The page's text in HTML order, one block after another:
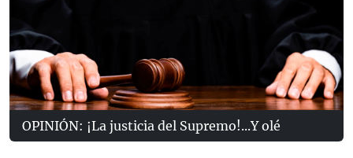
OPINIÓN: ¡La justicia del Supremo!...Y olé